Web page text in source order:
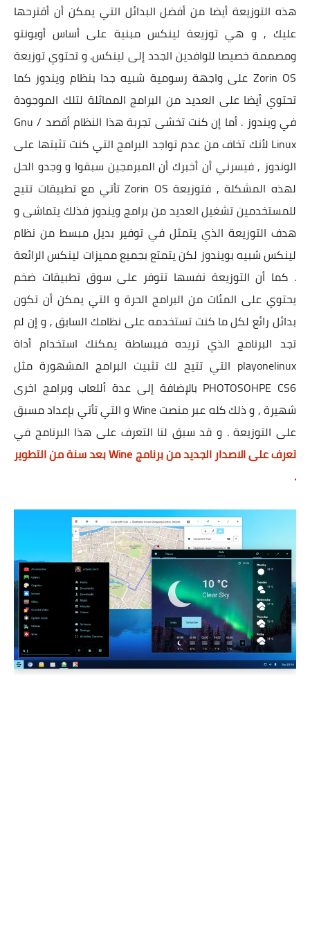
هذه التوزيعة أيضا من أفضل البدائل التي يمكن أن أقترحها
عليك , و هي توزيعة لينكس مبنية على أساس أوبونتو
ومصممة خصيصا للوافدين الجدد إلى لينكس. و تحتوي توزيعة
Zorin OS على واجهة رسومية شبيه جدا بنظام ويندوز كما
تحتوي أيضا على العديد من البرامج المماثلة لتلك الموجودة
في ويندوز . أما إن كنت تخشى تجربة هذا النظام أقصد Gnu /
Linux لأنك تخاف من عدم تواجد البرامج التي كنت تثبتها على
الوندوز , فيسرني أن أخبرك أن المبرمجين سبقوا و وجدو الحل
لهذه المشكلة , فتوزيعة Zorin OS تأتي مع تطبيقات تتيح
للمستخدمين تشغيل العديد من برامج ويندوز فذلك يتماشى و
هدف التوزيعة الذي يتمثل في توفير بديل مبسط من نظام
لينكس شبيه بويندوز لكن يتمتع بجميع مميزات لينكس الرائعة
. كما أن التوزيعة نفسها تتوفر على سوق تطبيقات ضخم
يحتوي على المئات من البرامج الحرة و التي يمكن أن تكون
بدائل رائع لكل ما كنت تستخدمه على نظامك السابق , و إن لم
تجد البرنامج الذي تريده فببساطة يمكنك استخدام أداة
playonelinux التي تتيح لك تثبيت البرامج المشهورة مثل
PHOTOSOHPE CS6 بالإضافة إلى عدة أللعاب وبرامج اخرى
شهيرة , و ذلك كله عبر منصت Wine و التي تأتي بإعداد مسبق
على التوزيعة . و قد سبق لنا التعرف على هذا البرنامج في
تعرف على الاصدار الجديد من برنامج Wine بعد سنة من التطوير
.